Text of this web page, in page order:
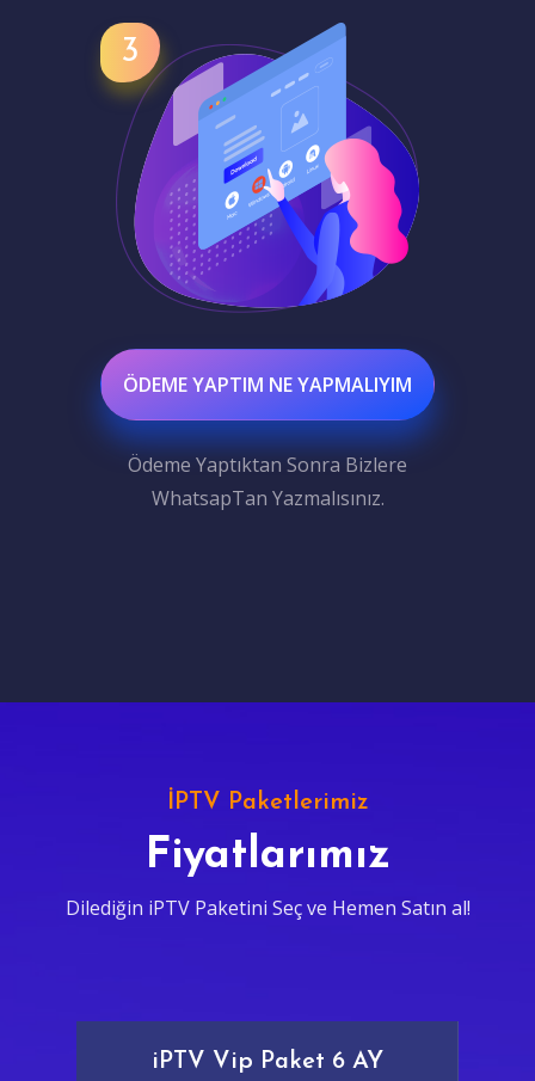
ÖDEME YAPTIM NE YAPMALIYIM
Ödeme Yaptıktan Sonra Bizlere
WhatsapTan Yazmalısınız.
İPTV Paketlerimiz
Fiyatlarımız
Dilediğin iPTV Paketini Seç ve Hemen Satın al!
iPTV Vip Paket 6 AY